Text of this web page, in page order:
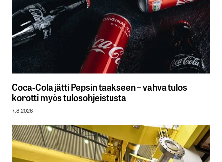
Coca-Cola jätti Pepsin taakseen – vahva tulos
korotti myös tulosohjeistusta
7.8.2026